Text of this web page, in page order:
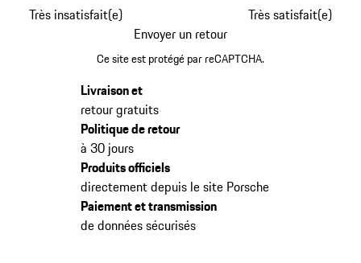
Très insatisfait(e)
Très satisfait(e)
Envoyer un retour
Ce site est protégé par reCAPTCHA.
Livraison et
retour gratuits
Politique de retour
à 30 jours
Produits officiels
directement depuis le site Porsche
Paiement et transmission
de données sécurisés